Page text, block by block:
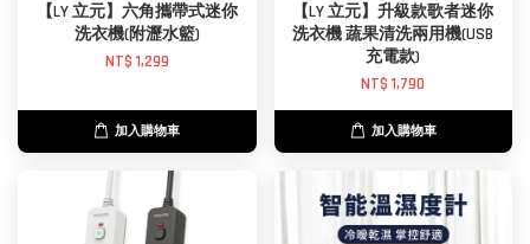
【LY 立元】六角攜帶式迷你
洗衣機(附瀝水籃)
NT$ 1,299
加入購物車
【LY 立元】升級款歌者迷你
洗衣機 蔬果清洗兩用機(USB
充電款)
NT$ 1,790
加入購物車